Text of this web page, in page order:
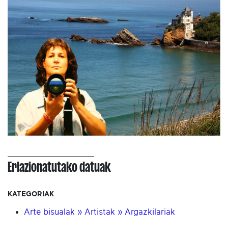
Erlazionatutako datuak
KATEGORIAK
Arte bisualak » Artistak » Argazkilariak